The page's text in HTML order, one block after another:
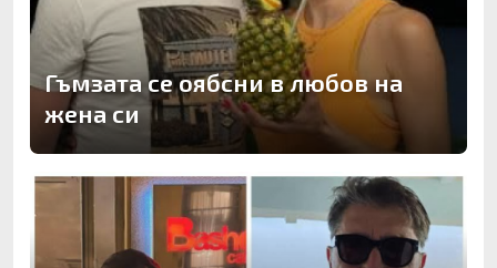
Гъмзата се оябсни в любов на
жена си